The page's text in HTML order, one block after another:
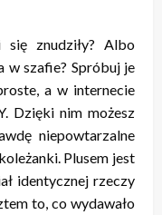
znudziły? Albo
w szafie? Spróbuj je
a w internecie
Dzięki nim możesz
niepowtarzalne
Plusem jest
identycznej rzeczy
to, co wydawało